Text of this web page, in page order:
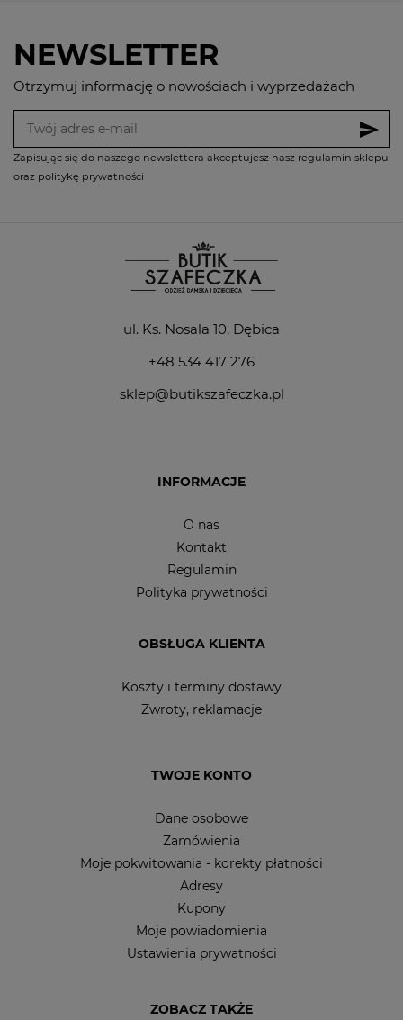
NEWSLETTER
Otrzymuj informację o nowościach i wyprzedażach
send
Zapisując się do naszego newslettera akceptujesz nasz regulamin sklepu
oraz politykę prywatności
ul. Ks. Nosala 10, Dębica
+48 534 417 276
sklep@butikszafeczka.pl
INFORMACJE
O nas
Kontakt
Regulamin
Polityka prywatności
OBSŁUGA KLIENTA
Koszty i terminy dostawy
Zwroty, reklamacje
TWOJE KONTO
Dane osobowe
Zamówienia
Moje pokwitowania - korekty płatności
Adresy
Kupony
Moje powiadomienia
Ustawienia prywatności
ZOBACZ TAKŻE